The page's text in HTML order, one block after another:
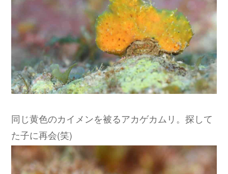
同じ黄色のカイメンを被るアカゲカムリ。探して
た子に再会(笑)